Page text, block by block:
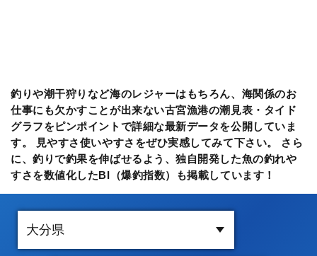
釣りや潮干狩りなど海のレジャーはもちろん、海関係のお
仕事にも欠かすことが出来ない古宮漁港の潮見表・タイド
グラフをピンポイントで詳細な最新データを公開していま
す。 見やすさ使いやすさをぜひ実感してみて下さい。 さら
に、釣りで釣果を伸ばせるよう、独自開発した魚の釣れや
すさを数値化したBI（爆釣指数）も掲載しています！